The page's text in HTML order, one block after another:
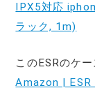
IPX5対応
ラック, 1m)
このESRのケ
Amazon |